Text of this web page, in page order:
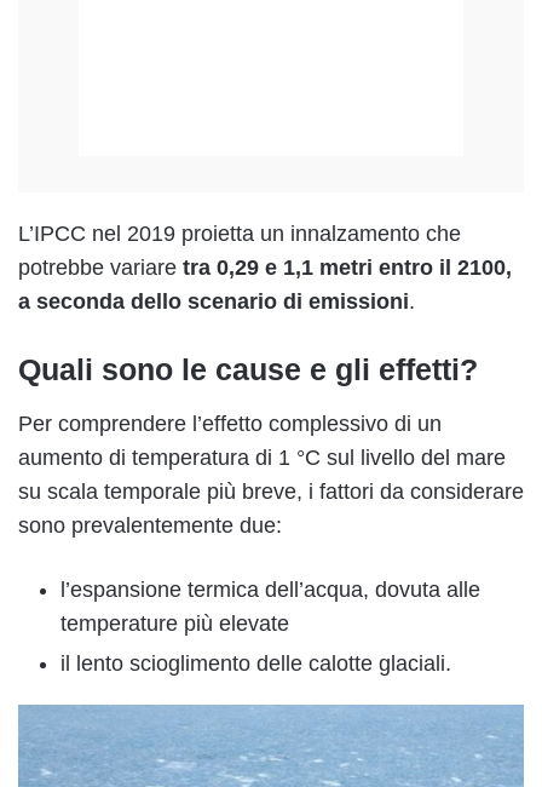
L’IPCC nel 2019 proietta un innalzamento che
potrebbe variare tra 0,29 e 1,1 metri entro il 2100,
a seconda dello scenario di emissioni.
Quali sono le cause e gli effetti?
Per comprendere l’effetto complessivo di un
aumento di temperatura di 1 °C sul livello del mare
su scala temporale più breve, i fattori da considerare
sono prevalentemente due:
l’espansione termica dell’acqua, dovuta alle
temperature più elevate
il lento scioglimento delle calotte glaciali.